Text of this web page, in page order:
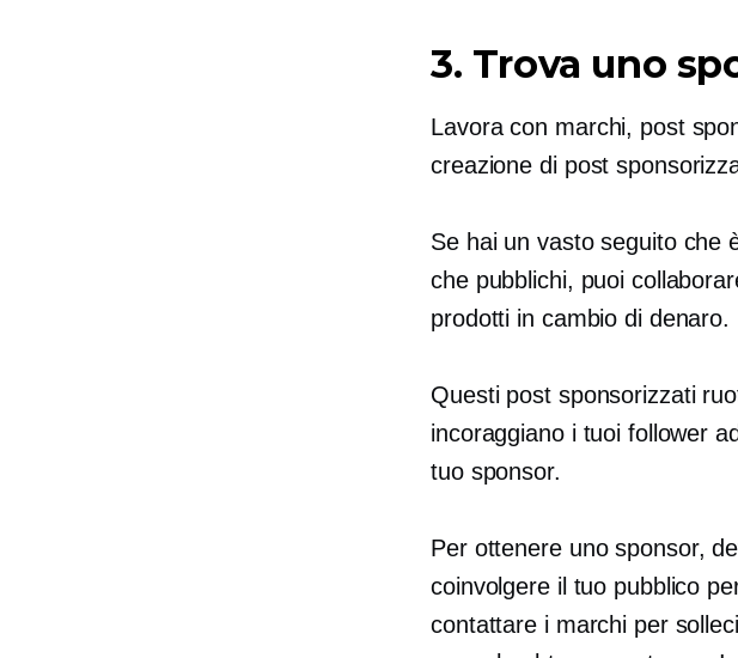
3. Trova uno
Lavora con marchi, post
creazione di post
Se hai un vasto seguito che
che pubblichi, puoi
prodotti in cambio di denaro.
Questi post sponsorizzati
incoraggiano i tuoi follower
tuo sponsor.
Per ottenere uno sponsor,
coinvolgere il tuo pubblico
contattare i marchi per